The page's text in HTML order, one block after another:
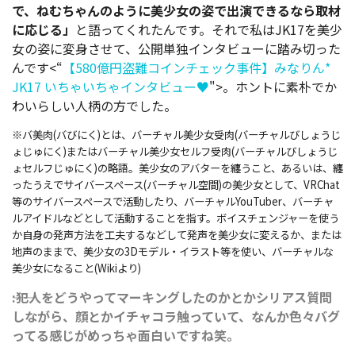
で、ねむちゃんのように美少女の姿で出演できるなら取材
に応じる」 と語ってくれたんです。それで私はJK17を美少
女の姿に変身させて、公開単独インタビューに踏み切った
んです<“ 【580億円盗難コインチェック事件】みなりん*
JK17 いちゃいちゃインタビュー♥">。ホントに素朴でか
わいらしい人柄の方でした。
※バ美肉(バびにく)とは、バーチャル美少女受肉(バーチャルびしょうじ
ょじゅにく)またはバーチャル美少女セルフ受肉(バーチャルびしょうじ
ょセルフじゅにく)の略語。美少女のアバターを纏うこと、あるいは、纏
ったうえでサイバースペース(バーチャル空間)の美少女として、VRChat
等のサイバースペースで活動したり、バーチャルYouTuber、バーチャ
ルアイドルなどとして活動することを指す。ボイスチェンジャーを使う
か自身の発声方法を工夫するなどして発声を美少女に変えるか、または
地声のままで、美少女の3Dモデル・イラスト等を使い、バーチャルな
美少女になること(Wikiより)
――:犯人をどうやってマーキングしたのかとかシリアス質問
しながら、顔とかイチャコラ触っていて、なんか色々バグ
ってる感じがめっちゃ面白いですね笑。